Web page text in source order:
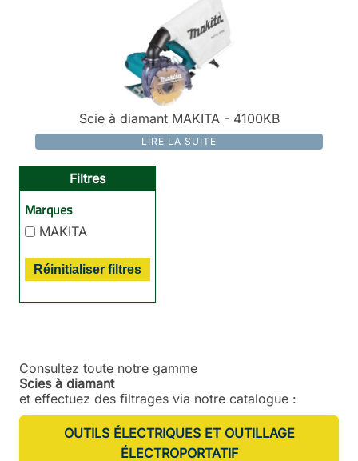
Filtres
Marques
MAKITA
Réinitialiser filtres
Scie à diamant MAKITA - 4100KB
LIRE LA SUITE
Consultez toute notre gamme
Scies à diamant
et effectuez des filtrages via notre catalogue :
OUTILS ÉLECTRIQUES ET OUTILLAGE
ÉLECTROPORTATIF